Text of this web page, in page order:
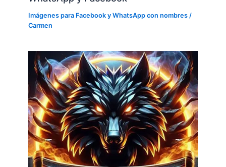
Imágenes para Facebook y WhatsApp con nombres /
Carmen